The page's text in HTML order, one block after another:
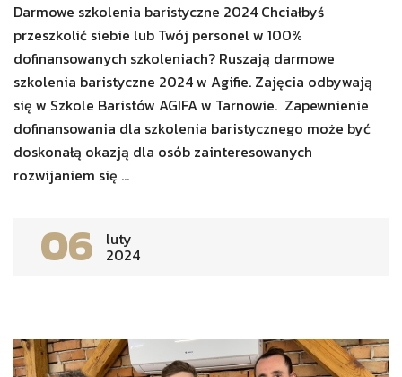
Darmowe szkolenia baristyczne 2024 Chciałbyś
przeszkolić siebie lub Twój personel w 100%
dofinansowanych szkoleniach? Ruszają darmowe
szkolenia baristyczne 2024 w Agifie. Zajęcia odbywają
się w Szkole Baristów AGIFA w Tarnowie. Zapewnienie
dofinansowania dla szkolenia baristycznego może być
doskonałą okazją dla osób zainteresowanych
rozwijaniem się ...
06 luty
2024